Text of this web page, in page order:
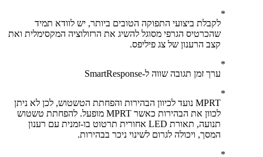
לקבלת ביצועי התפוקה הטובים ביותר, יש לוודא תמיד
שהכרטיס הגרפי מסוגל להשיג את הרזולוציה המקסימלית ואת
קצב הרענון של צג פיליפס.
ערך זמן תגובה שווה ל-SmartResponse
MPRT נועד לכיוון הבהירות והפחתת הטשטוש, לכן לא ניתן
לכוון את הבהירות כאשר MPRT מופעל. להפחתת טשטוש
תנועה, תאורת LED אחורית תרטוט בו-זמנית עם רענון
המסך, ויכולה לגרום לשינוי ניכר בבהירות.